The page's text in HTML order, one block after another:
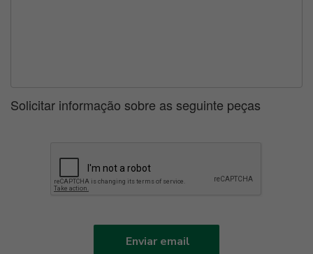
Solicitar informação sobre as seguinte peças
Enviar email